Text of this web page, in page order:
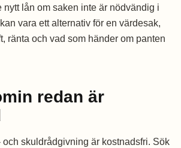
lån om saken inte är nödvändig i
vara ett alternativ för en värdesak,
ränta och vad som händer om panten
redan är
och skuldrådgivning är kostnadsfri. Sök